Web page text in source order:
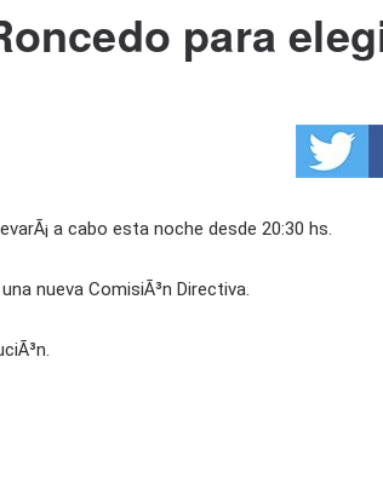
para
a cabo esta noche desde 20:30 hs.
nueva ComisiÃ³n Directiva.